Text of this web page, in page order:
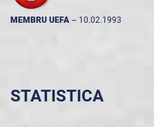
MEMBRU UEFA -- 10.02.1993
STATISTICA